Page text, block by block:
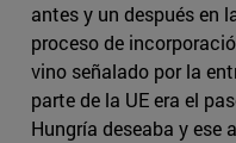
antes y un después en
proceso de
vino señalado por la
parte de la UE era el
Hungría deseaba y ese